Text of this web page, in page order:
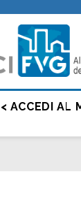
< ACCEDI AL